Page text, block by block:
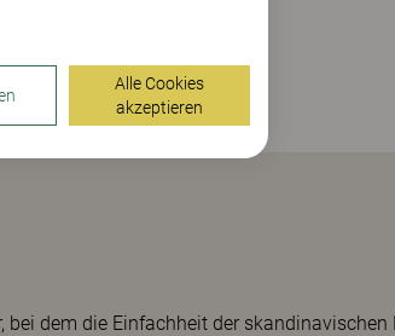
bei dem die Einfachheit der
Alle Cookies
akzeptieren